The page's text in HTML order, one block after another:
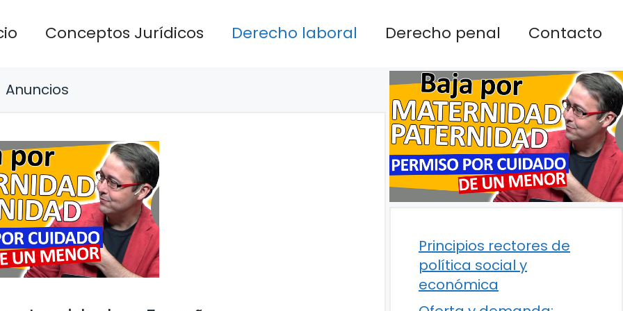
Conceptos Jurídicos Derecho laboral Derecho penal Contacto
Anuncios
Principios rectores de
política social y
económica